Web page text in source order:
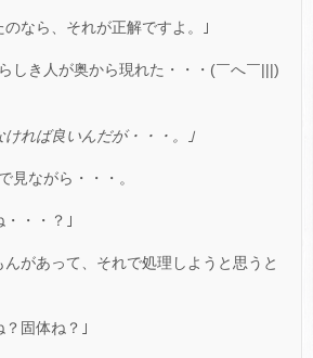
なら、それが正解ですよ。｣
しき人が奥から現れた・・・(￣へ￣|||)
ければ良いんだが・・・。｣
見ながら・・・。
・・？｣
があって、それで処理しようと思うと
固体ね？｣